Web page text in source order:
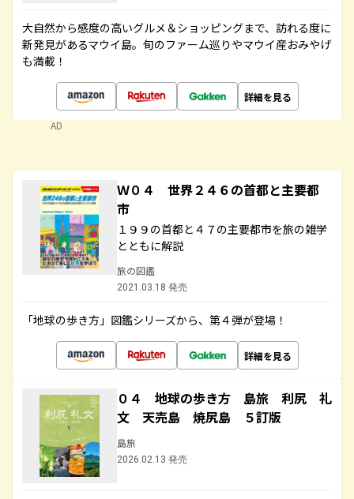
大自然から感度の高いグルメ＆ショッピングまで、訪れる度に
新発見があるマウイ島。旬のファーム巡りやマウイ産おみやげ
も満載！
詳細を見る
AD
Ｗ０４ 世界２４６の首都と主要都
市
１９９の首都と４７の主要都市を旅の雑学
とともに解説
旅の図鑑
2021.03.18 発売
「地球の歩き方」図鑑シリーズから、第４弾が登場！
詳細を見る
０４ 地球の歩き方 島旅 利尻 礼
文 天売島 焼尻島 ５訂版
島旅
2026.02.13 発売